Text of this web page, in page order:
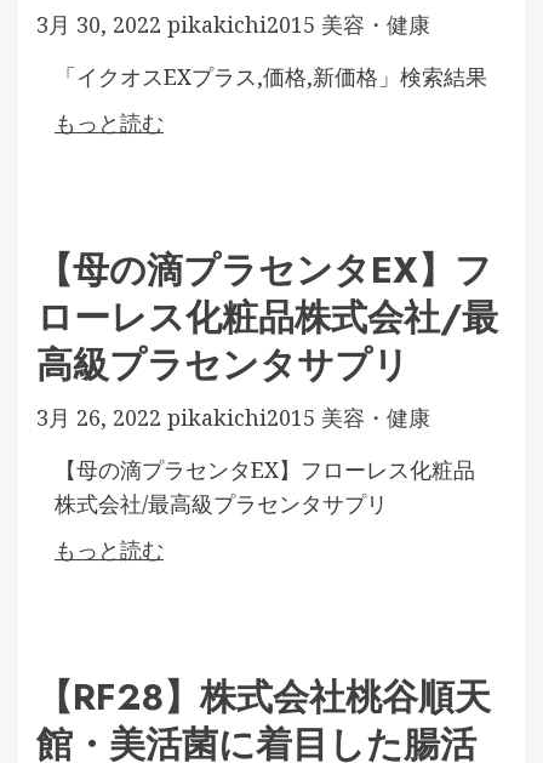
3月 30, 2022 pikakichi2015 美容・健康
「イクオスEXプラス,価格,新価格」検索結果
もっと読む
【母の滴プラセンタEX】フ
ローレス化粧品株式会社/最
高級プラセンタサプリ
3月 26, 2022 pikakichi2015 美容・健康
【母の滴プラセンタEX】フローレス化粧品
株式会社/最高級プラセンタサプリ
もっと読む
【RF28】株式会社桃谷順天
館・美活菌に着目した腸活